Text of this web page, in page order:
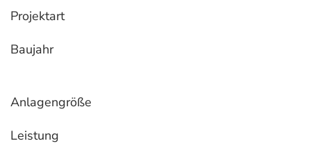
Projektart
Baujahr
Anlagengröße
Leistung